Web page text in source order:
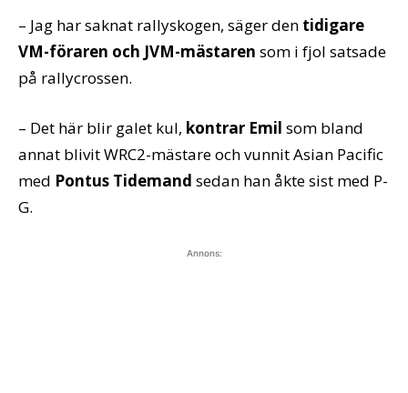
– Jag har saknat rallyskogen, säger den tidigare
VM-föraren och JVM-mästaren som i fjol satsade
på rallycrossen.
– Det här blir galet kul, kontrar Emil som bland
annat blivit WRC2-mästare och vunnit Asian Pacific
med Pontus Tidemand sedan han åkte sist med P-
G.
Annons: